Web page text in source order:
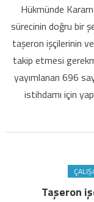
Hükmünde
sürecinin doğru bir
taşeron işçilerinin
takip etmesi
yayımlanan 696
istihdamı için
Taşeron